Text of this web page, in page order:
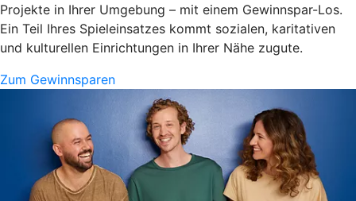
Projekte in Ihrer Umgebung – mit einem Gewinnspar-Los.
Ein Teil Ihres Spieleinsatzes kommt sozialen, karitativen
und kulturellen Einrichtungen in Ihrer Nähe zugute.
Zum Gewinnsparen